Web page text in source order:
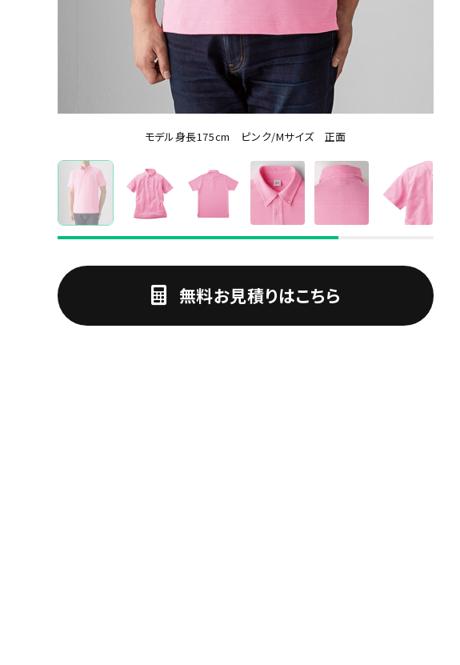
ブラック レッド グレー
モデル身長175cm ピンク/Mサイズ 正面
無料お見積りはこちら